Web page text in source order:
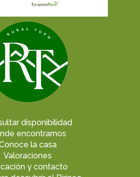
disponibilidad
encontrarnos
la casa
Valoraciones
y contacto